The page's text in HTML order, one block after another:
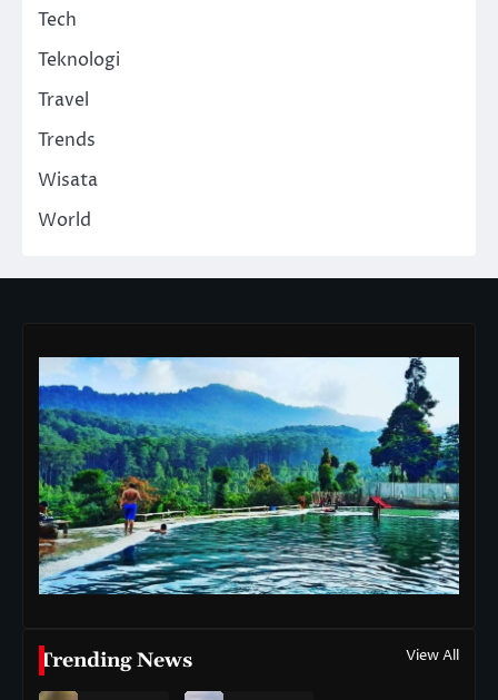
Tech
Teknologi
Travel
Trends
Wisata
World
Trending News View All